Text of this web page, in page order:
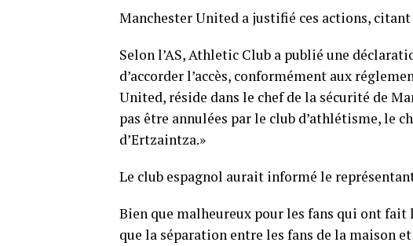
Manchester United a justifié ces actions, citant
Selon l’AS, Athletic Club a publié une
d’accorder l’accès, conformément aux
United, réside dans le chef de la sécurité de
pas être annulées par le club d’athlétisme, le
d’Ertzaintza.»
Le club espagnol aurait informé le
Bien que malheureux pour les fans qui ont
que la séparation entre les fans de la maison